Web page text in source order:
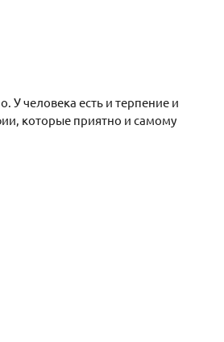
человека есть и терпение и
которые приятно и самому